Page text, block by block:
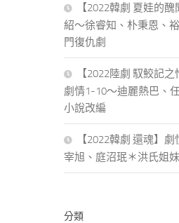
【2022韓劇 夏娃的
紹～徐睿知、朴秉恩、
門復仇劇
【2022陸劇 馭鮫記
劇情1-10～迪麗熱巴、
小說改編
【2022韓劇 還魂】
宰旭、庭沼珉＊洪氏姐
分類